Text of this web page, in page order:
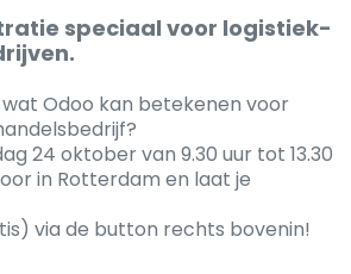
speciaal voor logistiek-
Odoo kan betekenen voor
24 oktober van 9.30 uur tot 13.30
in Rotterdam en laat je
via de button rechts bovenin!